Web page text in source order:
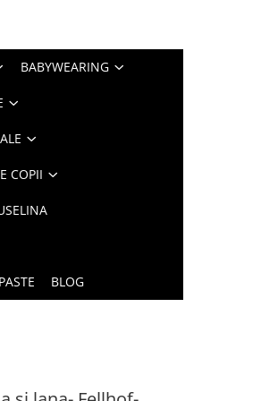
BABYWEARING
COPII
BLOG